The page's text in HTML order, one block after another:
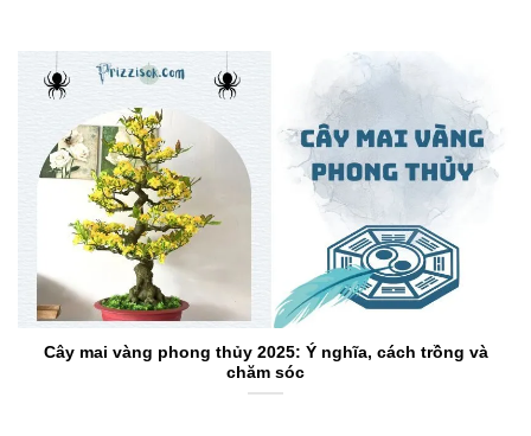
Cây mai vàng phong thủy 2025: Ý nghĩa, cách trồng và
chăm sóc